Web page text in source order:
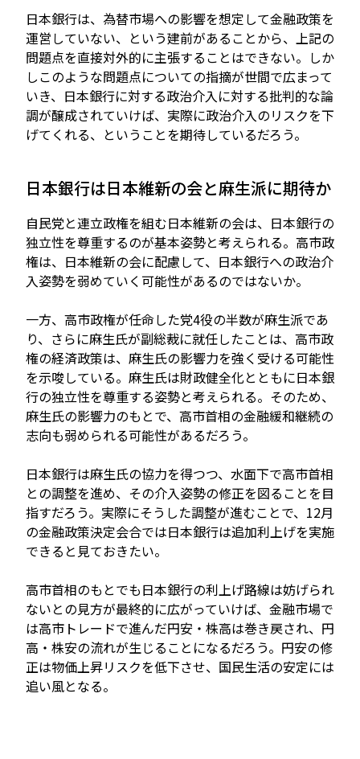
日本銀行は、為替市場への影響を想定して金融政策を
運営していない、という建前があることから、上記の
問題点を直接対外的に主張することはできない。しか
しこのような問題点についての指摘が世間で広まって
いき、日本銀行に対する政治介入に対する批判的な論
調が醸成されていけば、実際に政治介入のリスクを下
げてくれる、ということを期待しているだろう。
日本銀行は日本維新の会と麻生派に期待か
自民党と連立政権を組む日本維新の会は、日本銀行の
独立性を尊重するのが基本姿勢と考えられる。高市政
権は、日本維新の会に配慮して、日本銀行への政治介
入姿勢を弱めていく可能性があるのではないか。
一方、高市政権が任命した党4役の半数が麻生派であ
り、さらに麻生氏が副総裁に就任したことは、高市政
権の経済政策は、麻生氏の影響力を強く受ける可能性
を示唆している。麻生氏は財政健全化とともに日本銀
行の独立性を尊重する姿勢と考えられる。そのため、
麻生氏の影響力のもとで、高市首相の金融緩和継続の
志向も弱められる可能性があるだろう。
日本銀行は麻生氏の協力を得つつ、水面下で高市首相
との調整を進め、その介入姿勢の修正を図ることを目
指すだろう。実際にそうした調整が進むことで、12月
の金融政策決定会合では日本銀行は追加利上げを実施
できると見ておきたい。
高市首相のもとでも日本銀行の利上げ路線は妨げられ
ないとの見方が最終的に広がっていけば、金融市場で
は高市トレードで進んだ円安・株高は巻き戻され、円
高・株安の流れが生じることになるだろう。円安の修
正は物価上昇リスクを低下させ、国民生活の安定には
追い風となる。